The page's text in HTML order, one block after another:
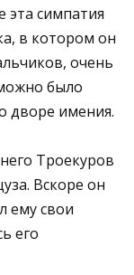
эта симпатия
в котором он
очень
было
дворе имения.
Троекуров
Вскоре он
ему свои
его